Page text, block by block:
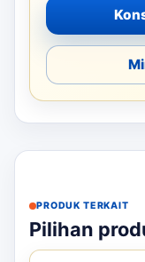
PRODUK TERKAIT
Pilihan